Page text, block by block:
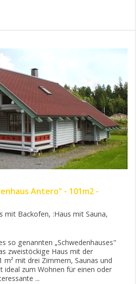
Antero" - 101m2 -
mit Backofen, :Haus mit Sauna,
so genannten „Schwedenhauses"
zweistöckige Haus mit der
m² mit drei Zimmern, Saunas und
ideal zum Wohnen für einen oder
...